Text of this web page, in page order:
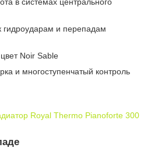
гидроударам и перепадам
Noir Sable
и многоступенчатый контроль
Royal Thermo Pianoforte 300